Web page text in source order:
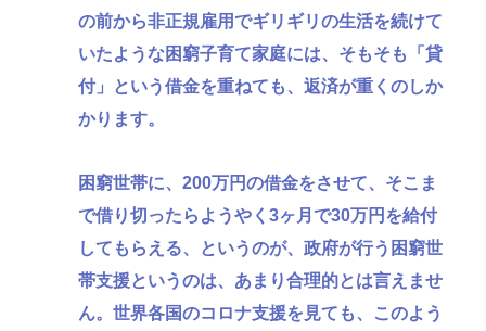
の前から非正規雇用でギリギリの生活を続けて
いたような困窮子育て家庭には、そもそも「貸
付」という借金を重ねても、返済が重くのしか
かります。
困窮世帯に、200万円の借金をさせて、そこま
で借り切ったらようやく3ヶ月で30万円を給付
してもらえる、というのが、政府が行う困窮世
帯支援というのは、あまり合理的とは言えませ
ん。世界各国のコロナ支援を見ても、このよう